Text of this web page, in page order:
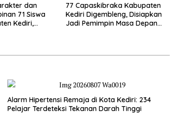
dan
71 Siswa
Kediri,
77 Capaskibraka Kabupaten
Kediri Digembleng, Disiapkan
Jadi Pemimpin Masa Depan
Alarm Hipertensi Remaja di Kota Kediri: 234
Pelajar Terdeteksi Tekanan Darah Tinggi